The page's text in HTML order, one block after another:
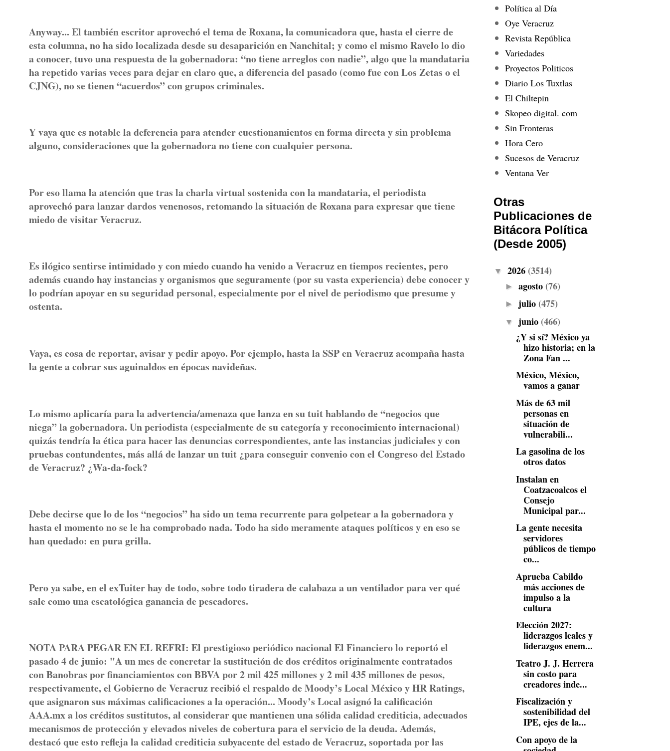
Anyway... El también escritor aprovechó el tema de Roxana, la comunicadora que, hasta el cierre de
esta columna, no ha sido localizada desde su desaparición en Nanchital; y como el mismo Ravelo lo dio
a conocer, tuvo una respuesta de la gobernadora: “no tiene arreglos con nadie”, algo que la mandataria
ha repetido varias veces para dejar en claro que, a diferencia del pasado (como fue con Los Zetas o el
CJNG), no se tienen “acuerdos” con grupos criminales.
Y vaya que es notable la deferencia para atender cuestionamientos en forma directa y sin problema
alguno, consideraciones que la gobernadora no tiene con cualquier persona.
Por eso llama la atención que tras la charla virtual sostenida con la mandataria, el periodista
aprovechó para lanzar dardos venenosos, retomando la situación de Roxana para expresar que tiene
miedo de visitar Veracruz.
Es ilógico sentirse intimidado y con miedo cuando ha venido a Veracruz en tiempos recientes, pero
además cuando hay instancias y organismos que seguramente (por su vasta experiencia) debe conocer y
lo podrían apoyar en su seguridad personal, especialmente por el nivel de periodismo que presume y
ostenta.
Vaya, es cosa de reportar, avisar y pedir apoyo. Por ejemplo, hasta la SSP en Veracruz acompaña hasta
la gente a cobrar sus aguinaldos en épocas navideñas.
Lo mismo aplicaría para la advertencia/amenaza que lanza en su tuit hablando de “negocios que
niega” la gobernadora. Un periodista (especialmente de su categoría y reconocimiento internacional)
quizás tendría la ética para hacer las denuncias correspondientes, ante las instancias judiciales y con
pruebas contundentes, más allá de lanzar un tuit ¿para conseguir convenio con el Congreso del Estado
de Veracruz? ¿Wa-da-fock?
Debe decirse que lo de los “negocios” ha sido un tema recurrente para golpetear a la gobernadora y
hasta el momento no se le ha comprobado nada. Todo ha sido meramente ataques políticos y en eso se
han quedado: en pura grilla.
Pero ya sabe, en el exTuiter hay de todo, sobre todo tiradera de calabaza a un ventilador para ver qué
sale como una escatológica ganancia de pescadores.
NOTA PARA PEGAR EN EL REFRI: El prestigioso periódico nacional El Financiero lo reportó el
pasado 4 de junio: "A un mes de concretar la sustitución de dos créditos originalmente contratados
con Banobras por financiamientos con BBVA por 2 mil 425 millones y 2 mil 435 millones de pesos,
respectivamente, el Gobierno de Veracruz recibió el respaldo de Moody’s Local México y HR Ratings,
que asignaron sus máximas calificaciones a la operación... Moody’s Local asignó la calificación
AAA.mx a los créditos sustitutos, al considerar que mantienen una sólida calidad crediticia, adecuados
mecanismos de protección y elevados niveles de cobertura para el servicio de la deuda. Además,
destacó que esto refleja la calidad crediticia subyacente del estado de Veracruz, soportada por las
Política al Día
Oye Veracruz
Revista República
Variedades
Proyectos Politicos
Diario Los Tuxtlas
El Chiltepin
Skopeo digital. com
Sin Fronteras
Hora Cero
Sucesos de Veracruz
Ventana Ver
Otras
Publicaciones de
Bitácora Política
(Desde 2005)
▼ 2026 (3514)
► agosto (76)
► julio (475)
▼ junio (466)
¿Y si sí? México ya
hizo historia; en la
Zona Fan ...
México, México,
vamos a ganar
Más de 63 mil
personas en
situación de
vulnerabili...
La gasolina de los
otros datos
Instalan en
Coatzacoalcos el
Consejo
Municipal par...
La gente necesita
servidores
públicos de tiempo
co...
Aprueba Cabildo
más acciones de
impulso a la
cultura
Elección 2027:
liderazgos leales y
liderazgos enem...
Teatro J. J. Herrera
sin costo para
creadores inde...
Fiscalización y
sostenibilidad del
IPE, ejes de la...
Con apoyo de la